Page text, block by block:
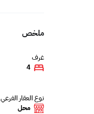
ملخص
غرف
4
نوع العقار الفرعي
محل